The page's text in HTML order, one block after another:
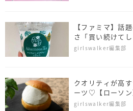
【ファミマ】話
さ「買い続けて
girlswalker編集部
クオリティが高
ーツ♡【ローソ
girlswalker編集部